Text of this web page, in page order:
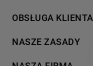
Chłodnictwo
Gotowanie
OBSŁUGA KLIENTA
Napisz do nas
Gwarancja
NASZE ZASADY